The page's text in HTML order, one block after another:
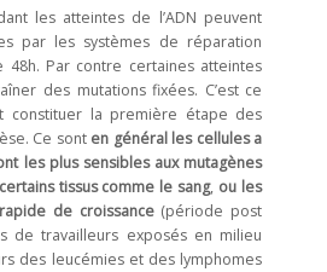
les atteintes de l’ADN peuvent
par les systèmes de réparation
48h. Par contre certaines atteintes
des mutations fixées. C’est ce
constituer la première étape des
Ce sont en général les cellules a
les plus sensibles aux mutagènes
tissus comme le sang, ou les
de croissance(période post
de travailleurs exposés en milieu
des leucémies et des lymphomes